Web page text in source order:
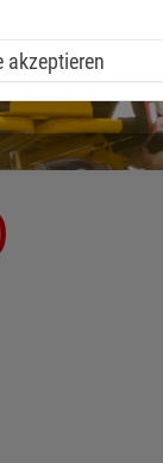
akzeptieren